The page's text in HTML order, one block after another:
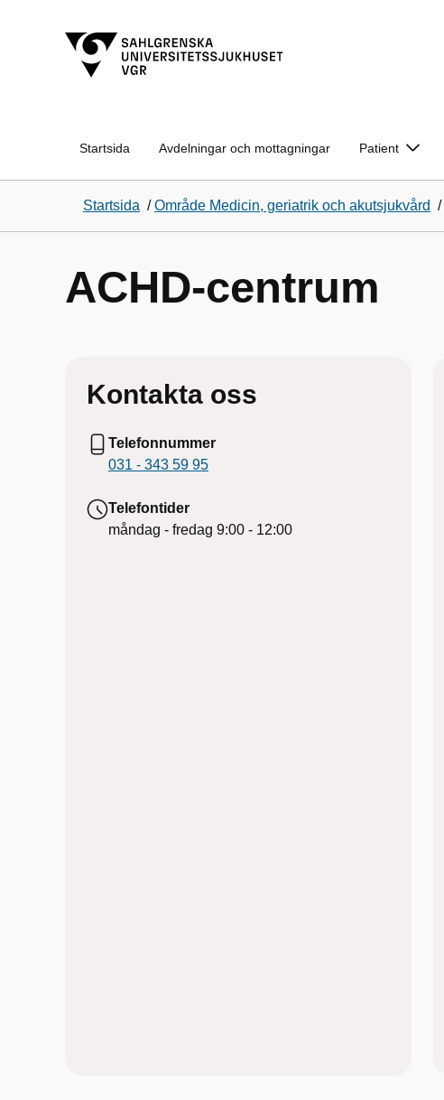
Startsida Avdelningar och mottagningar Patient
Startsida /Område Medicin, geriatrik och akutsjukvård /
ACHD-centrum
Kontakta oss
Telefonnummer
031 - 343 59 95
Telefontider
måndag - fredag 9:00 - 12:00